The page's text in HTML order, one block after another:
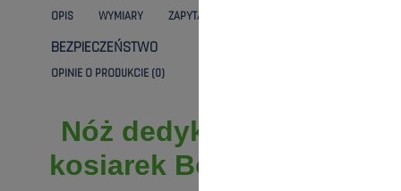
OPIS WYMIARY ZAPYTANIE
BEZPIECZEŃSTWO
OPINIE O PRODUKCIE (0)
Nóż dedykowany do
kosiarek Bosch Rotak